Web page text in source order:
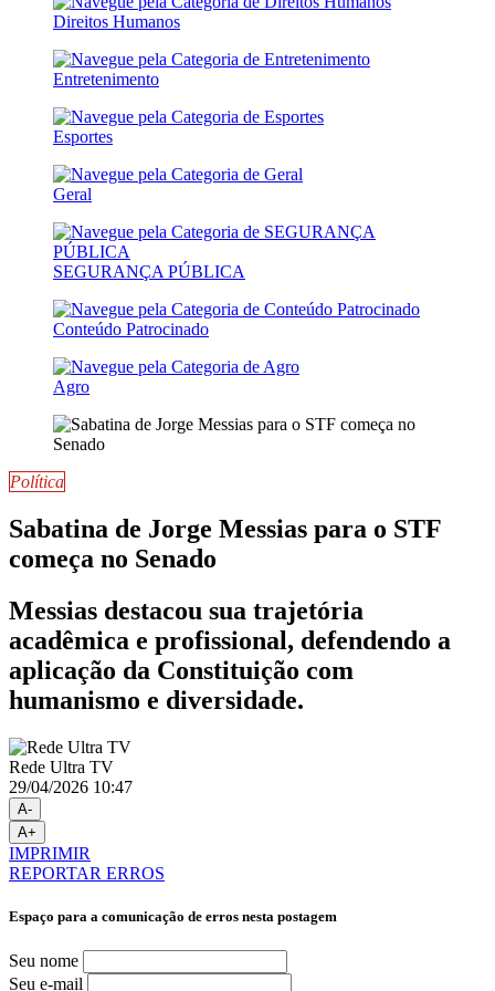
Direitos Humanos
Entretenimento
Esportes
Geral
SEGURANÇA PÚBLICA
Conteúdo Patrocinado
Agro
Política
Sabatina de Jorge Messias para o STF
começa no Senado
Messias destacou sua trajetória
acadêmica e profissional, defendendo a
aplicação da Constituição com
humanismo e diversidade.
Rede Ultra TV
29/04/2026 10:47
A-
A+
IMPRIMIR
REPORTAR ERROS
Espaço para a comunicação de erros nesta postagem
Seu nome
Seu e-mail